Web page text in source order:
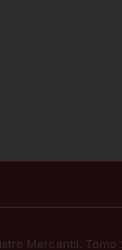
Mercantil.